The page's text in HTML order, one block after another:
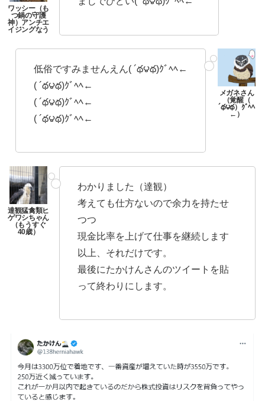
低俗ですみませんえん( ´థ౪థ)ｸﾞﾍﾍ←
( ´థ౪థ)ｸﾞﾍﾍ←
( ´థ౪థ)ｸﾞﾍﾍ←
( ´థ౪థ)ｸﾞﾍﾍ←
わかりました（達観）
考えても仕方ないので余力を持たせ
つつ
現金比率を上げて仕事を継続します
以上、それだけです。
最後にたかけんさんのツイートを貼
って終わりにします。